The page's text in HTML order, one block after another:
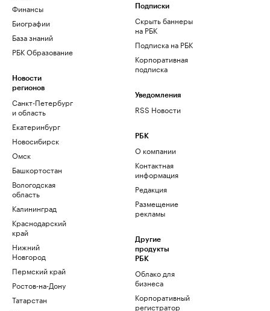
Финансы
Биографии
База знаний
РБК Образование
Новости
регионов
Санкт-Петербург
и область
Екатеринбург
Новосибирск
Омск
Башкортостан
Вологодская
область
Калининград
Краснодарский
край
Нижний
Новгород
Пермский край
Ростов-на-Дону
Татарстан
Подписки
Скрыть баннеры
на РБК
Подписка на РБК
Корпоративная
подписка
Уведомления
RSS Новости
РБК
О компании
Контактная
информация
Редакция
Размещение
рекламы
Другие
продукты
РБК
Облако для
бизнеса
Корпоративный
регистратор